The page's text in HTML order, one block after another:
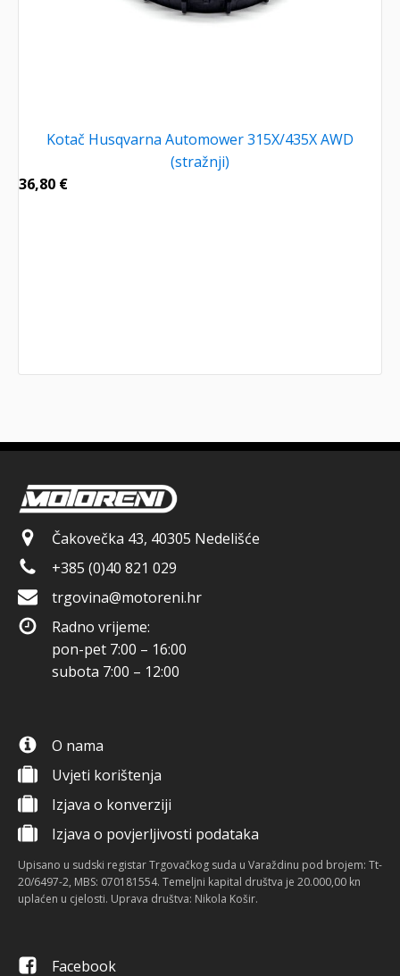
Kotač Husqvarna Automower 315X/435X AWD
(stražnji)
36,80 €
Čakovečka 43, 40305 Nedelišće
+385 (0)40 821 029
trgovina@motoreni.hr
Radno vrijeme:
pon-pet 7:00 – 16:00
subota 7:00 – 12:00
O nama
Uvjeti korištenja
Izjava o konverziji
Izjava o povjerljivosti podataka
Upisano u sudski registar Trgovačkog suda u Varaždinu pod brojem: Tt-
20/6497-2, MBS: 070181554. Temeljni kapital društva je 20.000,00 kn
uplaćen u cjelosti. Uprava društva: Nikola Košir.
Facebook